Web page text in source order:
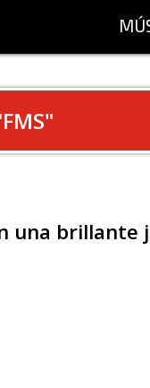
FMS"
una brillante